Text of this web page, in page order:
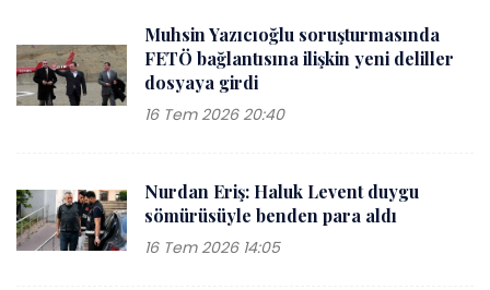
Muhsin Yazıcıoğlu soruşturmasında
FETÖ bağlantısına ilişkin yeni deliller
dosyaya girdi
16 Tem 2026 20:40
Nurdan Eriş: Haluk Levent duygu
sömürüsüyle benden para aldı
16 Tem 2026 14:05